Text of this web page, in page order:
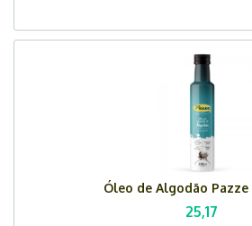
Óleo de Algodão
25,17